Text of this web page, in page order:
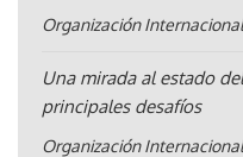
Organización
Una mirada al estado
principales desafíos
Organización